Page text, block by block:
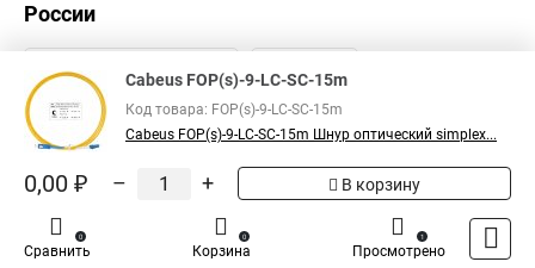
России
Cabeus FOP(s)-9-LC-SC-15m
Код товара: FOP(s)-9-LC-SC-15m
Cabeus FOP(s)-9-LC-SC-15m Шнур оптический simplex...
0,00 ₽ – + В корзину
Сравнить
0
Корзина
0
Просмотрено
1